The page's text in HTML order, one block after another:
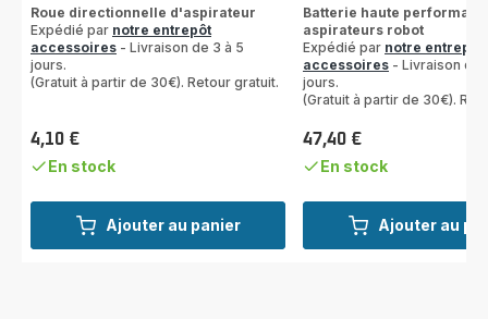
Ajouter au panier
Roue directionnelle d'aspirateur
Expédié par notre entrepôt
accessoires - Livraison de 3 à 5
jours.
(Gratuit à partir de 30€). Retour gratuit.
Prix
4,10 €
En stock
Ajouter au
Batterie haute
aspirateurs robot
Expédié par notre entrepôt
accessoires - Livraison de
jours.
(Gratuit à partir de 30€).
Prix
47,40 €
En stock